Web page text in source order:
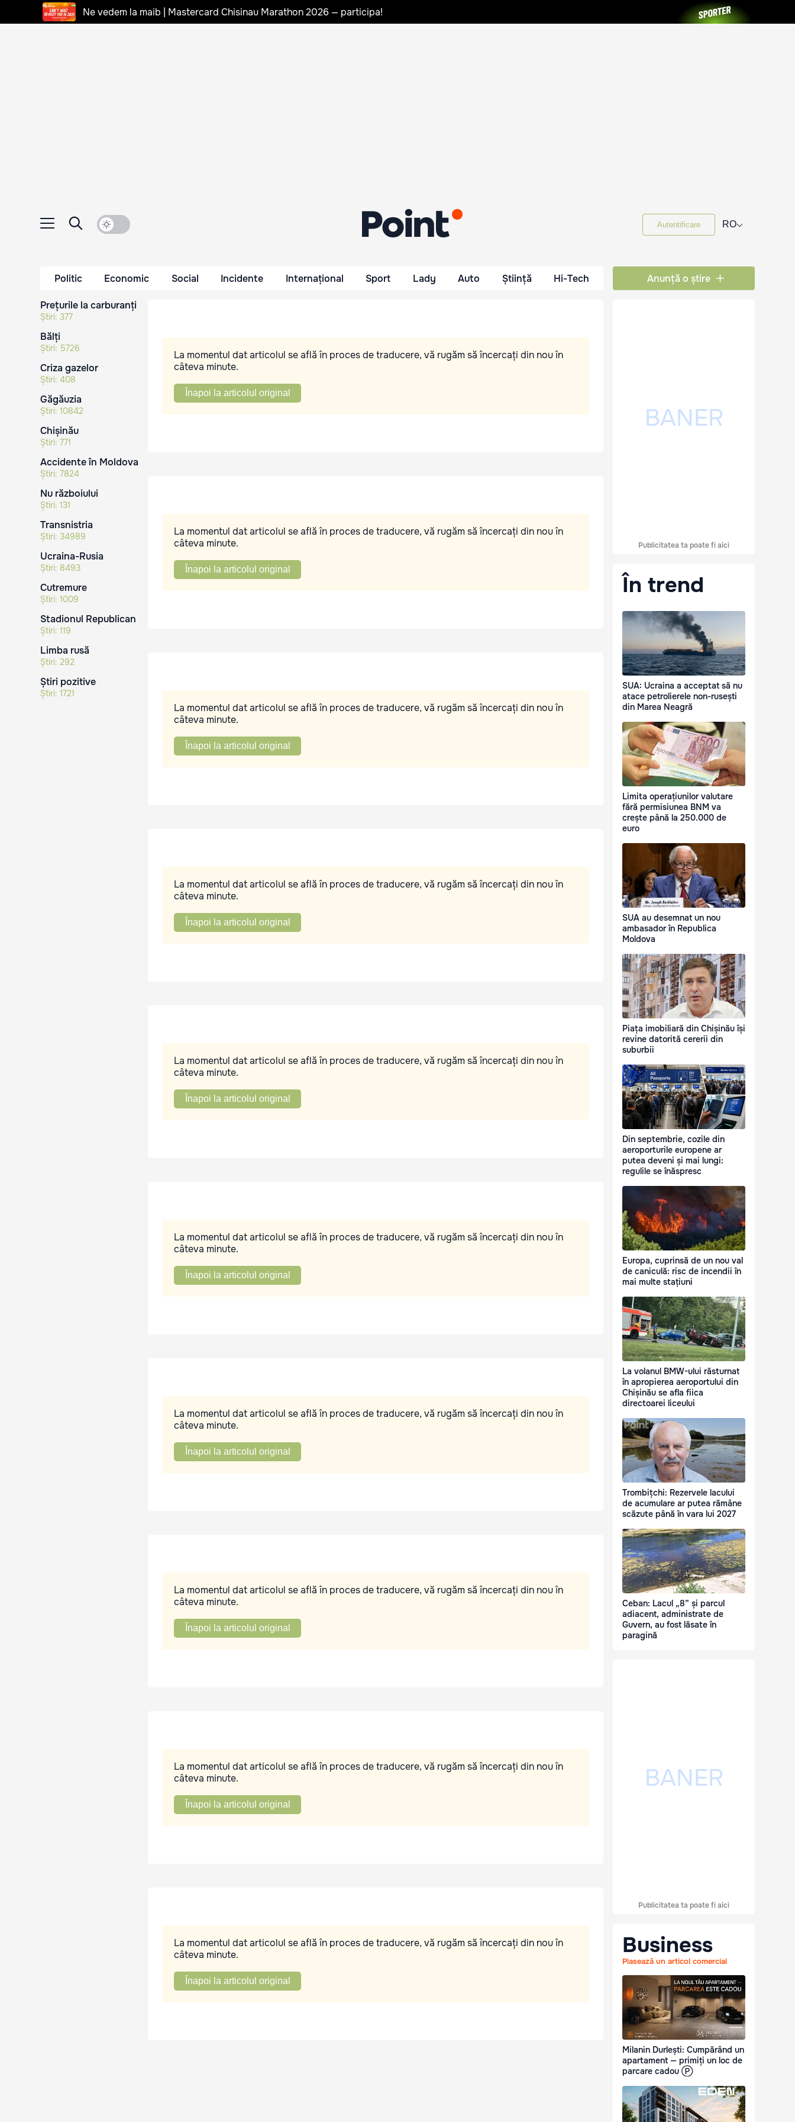
Ne vedem la maib | Mastercard Chisinau Marathon 2026 — participa!
Autentificare RO⌵
Politic Economic Social Incidente Internațional Sport Lady Auto Știință Hi-Tech Anunță o știre
Prețurile la carburanți
Știri: 377
Bălți
Știri: 5726
Criza gazelor
Știri: 408
Găgăuzia
Știri: 10842
Chișinău
Știri: 771
Accidente în Moldova
Știri: 7824
Nu războiului
Știri: 131
Transnistria
Știri: 34989
Ucraina-Rusia
Știri: 8493
Cutremure
Știri: 1009
Stadionul Republican
Știri: 119
Limba rusă
Știri: 292
Știri pozitive
Știri: 1721
La momentul dat articolul se află în proces de traducere, vă rugăm să încercați din nou în
câteva minute.
Înapoi la articolul original
La momentul dat articolul se află în proces de traducere, vă rugăm să încercați din nou în
câteva minute.
Înapoi la articolul original
La momentul dat articolul se află în proces de traducere, vă rugăm să încercați din nou în
câteva minute.
Înapoi la articolul original
La momentul dat articolul se află în proces de traducere, vă rugăm să încercați din nou în
câteva minute.
Înapoi la articolul original
La momentul dat articolul se află în proces de traducere, vă rugăm să încercați din nou în
câteva minute.
Înapoi la articolul original
La momentul dat articolul se află în proces de traducere, vă rugăm să încercați din nou în
câteva minute.
Înapoi la articolul original
La momentul dat articolul se află în proces de traducere, vă rugăm să încercați din nou în
câteva minute.
Înapoi la articolul original
La momentul dat articolul se află în proces de traducere, vă rugăm să încercați din nou în
câteva minute.
Înapoi la articolul original
La momentul dat articolul se află în proces de traducere, vă rugăm să încercați din nou în
câteva minute.
Înapoi la articolul original
La momentul dat articolul se află în proces de traducere, vă rugăm să încercați din nou în
câteva minute.
Înapoi la articolul original
Publicitatea ta poate fi aici
În trend
SUA: Ucraina a acceptat să nu
atace petrolierele non-rusești
din Marea Neagră
Limita operațiunilor valutare
fără permisiunea BNM va
crește până la 250.000 de
euro
SUA au desemnat un nou
ambasador în Republica
Moldova
Piața imobiliară din Chișinău își
revine datorită cererii din
suburbii
Din septembrie, cozile din
aeroporturile europene ar
putea deveni și mai lungi:
regulile se înăspresc
Europa, cuprinsă de un nou val
de caniculă: risc de incendii în
mai multe stațiuni
La volanul BMW-ului răsturnat
în apropierea aeroportului din
Chișinău se afla fiica
directoarei liceului
Trombițchi: Rezervele lacului
de acumulare ar putea rămâne
scăzute până în vara lui 2027
Ceban: Lacul „8” și parcul
adiacent, administrate de
Guvern, au fost lăsate în
paragină
Publicitatea ta poate fi aici
Business
Plasează un articol comercial
Milanin Durlești: Cumpărând un
apartament — primiți un loc de
parcare cadou Ⓟ